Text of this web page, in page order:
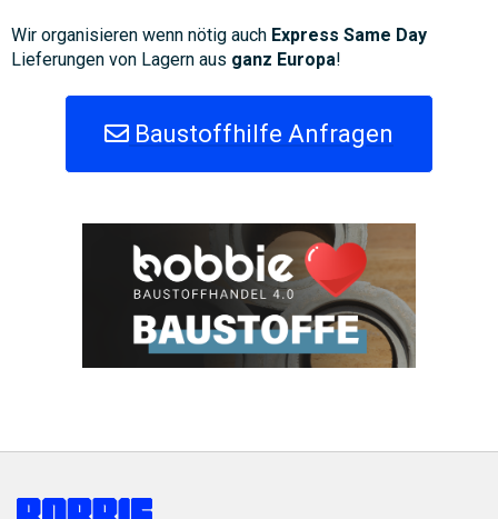
Wir organisieren wenn nötig auch Express Same Day
Lieferungen von Lagern aus ganz Europa!
Baustoffhilfe Anfragen